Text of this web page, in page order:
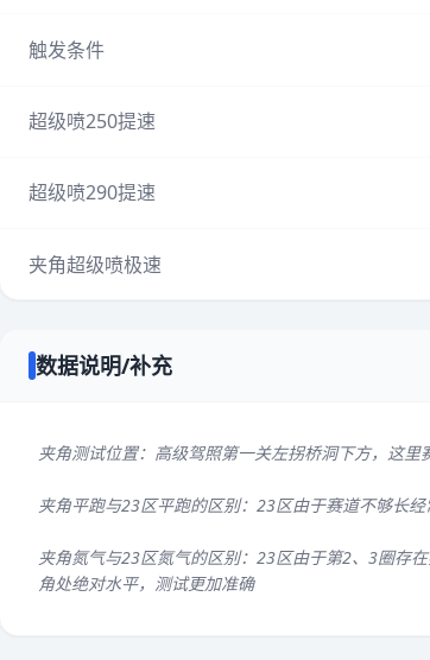
触发条件
超级喷250提速
超级喷290提速
夹角超级喷极速
数据说明/补充
夹角测试位置：高级驾照第一关左拐桥洞下方，这
夹角平跑与23区平跑的区别：23区由于赛道不够长
夹角氮气与23区氮气的区别：23区由于第2、3圈存
角处绝对水平，测试更加准确